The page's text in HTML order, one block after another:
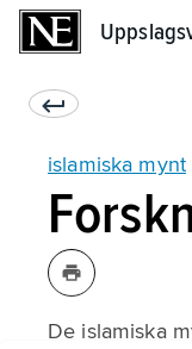
islamiska mynt
De islamiska